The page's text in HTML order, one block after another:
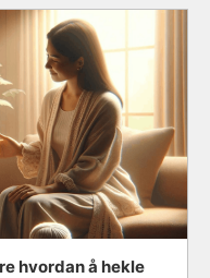
hvordan å hekle